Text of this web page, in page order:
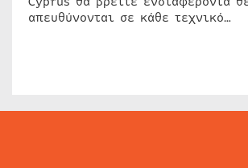
απευθύνονται σε κάθε τεχνικό…